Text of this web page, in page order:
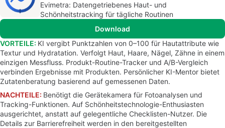
Evimetra: Datengetriebenes Haut- und
Schönheitstracking für tägliche Routinen
Download
VORTEILE: KI vergibt Punktzahlen von 0–100 für Hautattribute wie
Textur und Hydratation. Verfolgt Haut, Haare, Nägel, Zähne in einem
einzigen Messfluss. Produkt-Routine-Tracker und A/B-Vergleich
verbinden Ergebnisse mit Produkten. Persönlicher KI-Mentor bietet
Zutatenberatung basierend auf gemessenen Daten.
NACHTEILE: Benötigt die Gerätekamera für Fotoanalysen und
Tracking-Funktionen. Auf Schönheitstechnologie-Enthusiasten
ausgerichtet, anstatt auf gelegentliche Checklisten-Nutzer. Die
Details zur Barrierefreiheit werden in den bereitgestellten